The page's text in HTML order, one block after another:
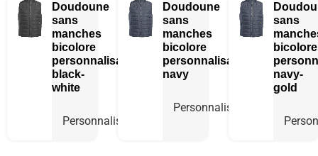
Doudoune
sans
manches
bicolore
personnalisable
black-
white
Personnaliser
Doudoune
sans
manches
bicolore
personnalisable
navy
Personnaliser
sans
bicolore
navy-
gold